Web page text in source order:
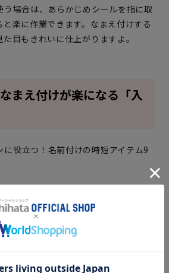
う場合は、あらかじめシールを指に取
楽に作業できます。なまえ付けする
目もきれいに仕上がりますよ。
まえ付けが楽になる「入
数セットのなまえ付けも、便利グッズ
いう間に終わります。シヤチハタの
学準備BOX」は押すだけできれいに